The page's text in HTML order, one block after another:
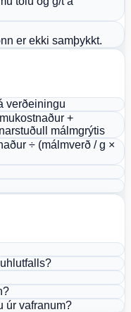
er ekki samþykkt.
verðeiningu
+
málmgrýtis
÷ (málmverð / g ×
úr vafranum?